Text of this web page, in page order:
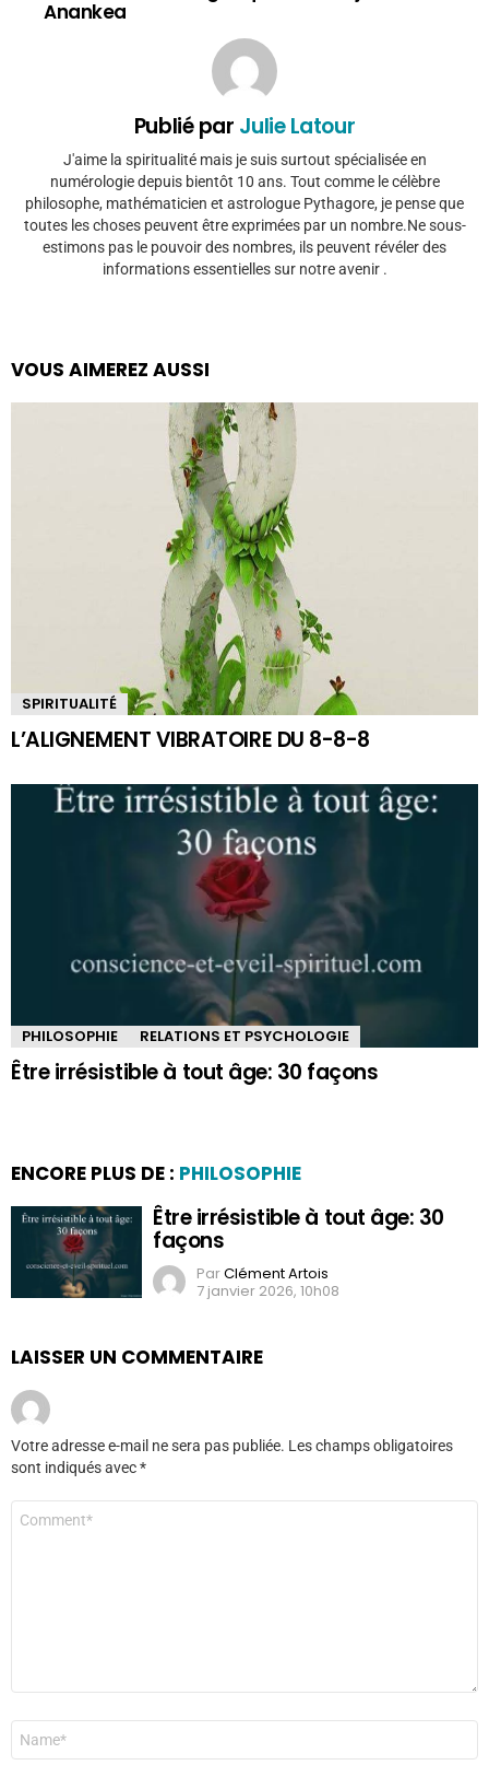
Anankea
Publié par Julie Latour
J'aime la spiritualité mais je suis surtout spécialisée en
numérologie depuis bientôt 10 ans. Tout comme le célèbre
philosophe, mathématicien et astrologue Pythagore, je pense que
toutes les choses peuvent être exprimées par un nombre.Ne sous-
estimons pas le pouvoir des nombres, ils peuvent révéler des
informations essentielles sur notre avenir .
VOUS AIMEREZ AUSSI
SPIRITUALITÉ
L’ALIGNEMENT VIBRATOIRE DU 8-8-8
PHILOSOPHIE RELATIONS ET PSYCHOLOGIE
Être irrésistible à tout âge: 30 façons
ENCORE PLUS DE : PHILOSOPHIE
Être irrésistible à tout âge: 30
façons
ParClément Artois
7 janvier 2026, 10h08
LAISSER UN COMMENTAIRE
Votre adresse e-mail ne sera pas publiée. Les champs obligatoires
sont indiqués avec*
Commentaire
Nom